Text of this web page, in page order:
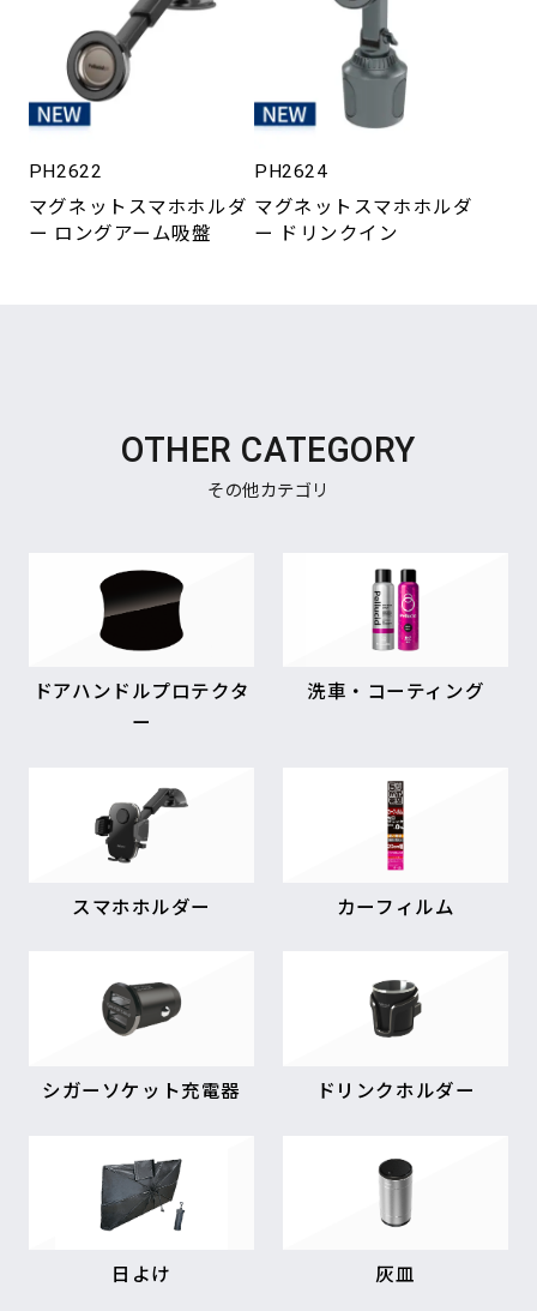
PH2622
マグネットスマホホルダ
ー ロングアーム吸盤
PH2624
マグネットスマホホルダ
ー ドリンクイン
OTHER CATEGORY
その他カテゴリ
ドアハンドルプロテクタ
ー
洗車・コーティング
スマホホルダー カーフィルム
シガーソケット充電器 ドリンクホルダー
日よけ 灰皿